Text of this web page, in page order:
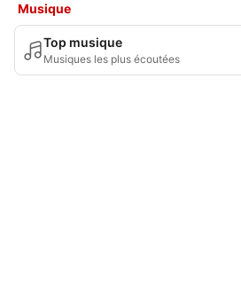
Musique
Top musique
Musiques les plus écoutées